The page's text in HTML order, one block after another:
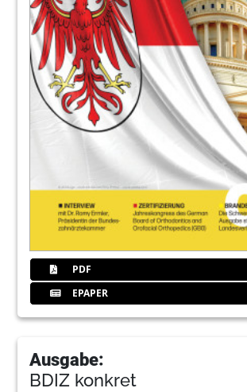
PDF
EPAPER
Ausgabe:
BDIZ konkret